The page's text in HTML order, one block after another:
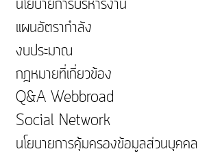
นโยบายการบริหารงาน
แผนอัตรากำลัง
งบประมาณ
กฎหมายที่เกี่ยวข้อง
Q&A Webbroad
Social Network
นโยบายการคุ้มครองข้อมูลส่วนบุคคล